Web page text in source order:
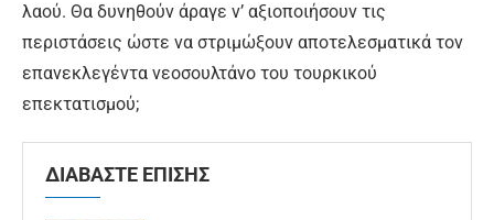
λαού. Θα δυνηθούν άραγε ν’ αξιοποιήσουν τις
περιστάσεις ώστε να στριμώξουν αποτελεσματικά τον
επανεκλεγέντα νεοσουλτάνο του τουρκικού
επεκτατισμού;
ΔΙΑΒΑΣΤΕ ΕΠΙΣΗΣ